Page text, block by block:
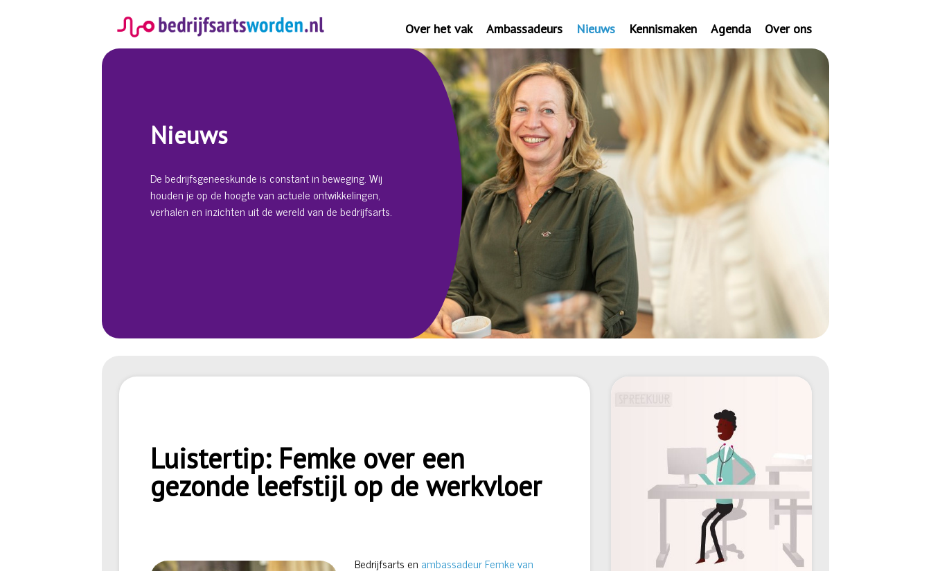
naar
inhoud
Over het vak Ambassadeurs Nieuws Kennismaken Agenda Over ons
Nieuws
De bedrijfsgeneeskunde is constant in beweging. Wij
houden je op de hoogte van actuele ontwikkelingen,
verhalen en inzichten uit de wereld van de bedrijfsarts.
Luistertip: Femke over een
gezonde leefstijl op de werkvloer
Bedrijfsarts en ambassadeur Femke van